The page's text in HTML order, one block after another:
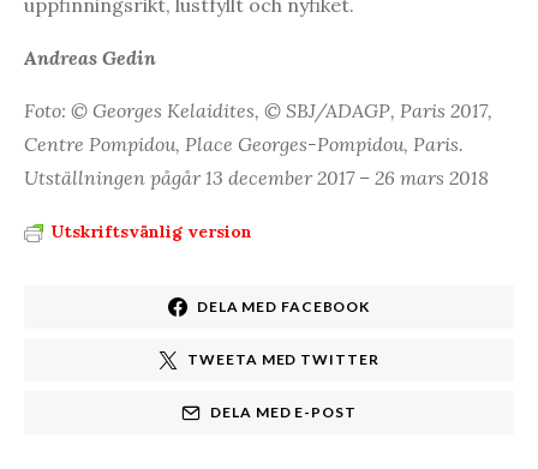
Andreas Gedin
Foto: © Georges Kelaidites, © SBJ/ADAGP, Paris 2017,
Centre Pompidou, Place Georges-Pompidou, Paris.
Utställningen pågår 13 december 2017 – 26 mars 2018
Utskriftsvänlig version
DELA MED FACEBOOK
TWEETA MED TWITTER
DELA MED E-POST